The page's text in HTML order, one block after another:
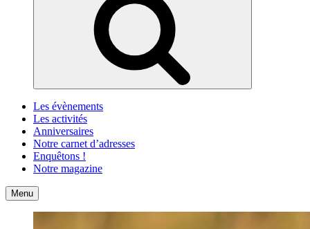
Les évènements
Les activités
Anniversaires
Notre carnet d’adresses
Enquêtons !
Notre magazine
Accueil
Menu Contact